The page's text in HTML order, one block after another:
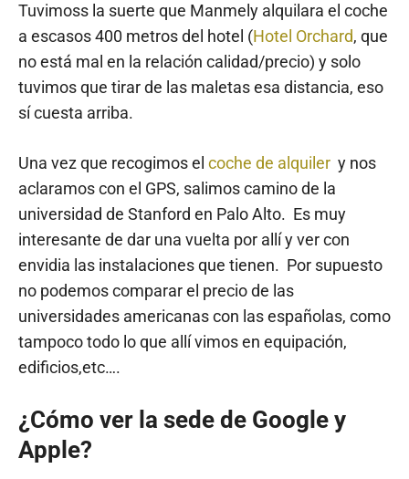
Tuvimoss la suerte que Manmely alquilara el coche
a escasos 400 metros del hotel (Hotel Orchard, que
no está mal en la relación calidad/precio) y solo
tuvimos que tirar de las maletas esa distancia, eso
sí cuesta arriba.
Una vez que recogimos el coche de alquiler y nos
aclaramos con el GPS, salimos camino de la
universidad de Stanford en Palo Alto. Es muy
interesante de dar una vuelta por allí y ver con
envidia las instalaciones que tienen. Por supuesto
no podemos comparar el precio de las
universidades americanas con las españolas, como
tampoco todo lo que allí vimos en equipación,
edificios,etc….
¿Cómo ver la sede de Google y
Apple?